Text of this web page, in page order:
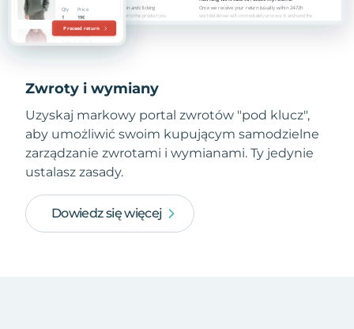
Zwroty i wymiany
Uzyskaj markowy portal zwrotów "pod klucz",
aby umożliwić swoim kupującym samodzielne
zarządzanie zwrotami i wymianami. Ty jedynie
ustalasz zasady.
Dowiedz się więcej